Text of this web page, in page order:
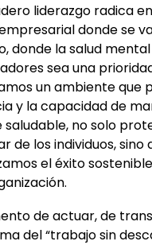
liderazgo radica
donde se
donde la salud
sea una
un ambiente que
y la capacidad de
saludable, no solo
de los individuos, sino
el éxito
de actuar, de
del “trabajo sin